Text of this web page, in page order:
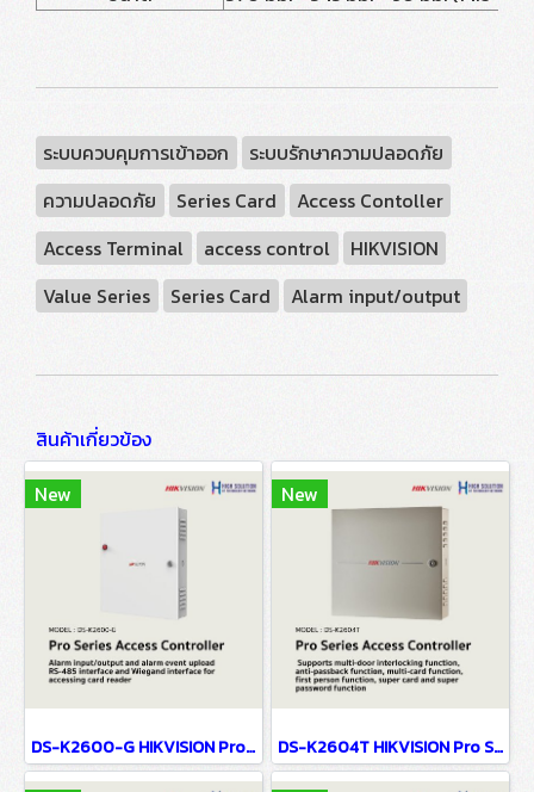
ระบบควบคุมการเข้าออก
ระบบรักษาความปลอดภัย
ความปลอดภัย
Series Card
Access Contoller
Access Terminal
access control
HIKVISION
Value Series
Series Card Alarm input/output
สินค้าเกี่ยวข้อง
New
DS-K2600-G HIKVISION Pro Series Access Controller
New
DS-K2604T HIKVISION Pro Series Access Controller